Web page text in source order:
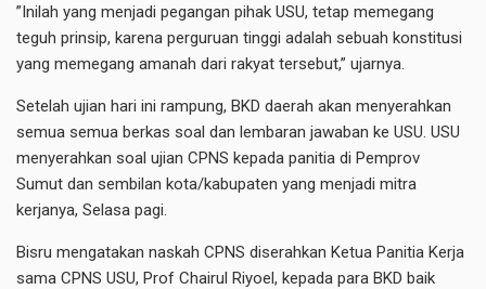
”Inilah yang menjadi pegangan pihak USU, tetap memegang
teguh prinsip, karena perguruan tinggi adalah sebuah konstitusi
yang memegang amanah dari rakyat tersebut,” ujarnya.
Setelah ujian hari ini rampung, BKD daerah akan menyerahkan
semua semua berkas soal dan lembaran jawaban ke USU. USU
menyerahkan soal ujian CPNS kepada panitia di Pemprov
Sumut dan sembilan kota/kabupaten yang menjadi mitra
kerjanya, Selasa pagi.
Bisru mengatakan naskah CPNS diserahkan Ketua Panitia Kerja
sama CPNS USU, Prof Chairul Riyoel, kepada para BKD baik